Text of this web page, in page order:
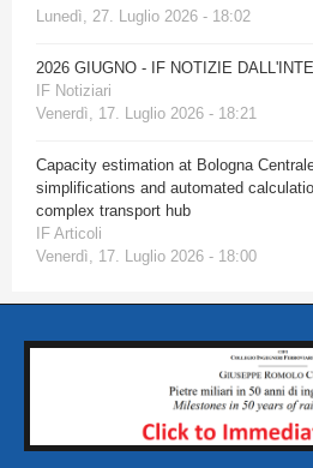
Lunedì, 27. Luglio 2026 - 18:02
2026 GIUGNO - IF NOTIZIE
IF Notiziari
Venerdì, 17. Luglio 2026 - 18:21
Capacity estimation at Bologna
simplifications and automated
complex transport hub
IF Articoli
Venerdì, 17. Luglio 2026 - 18:00